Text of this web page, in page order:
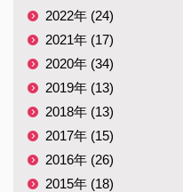
2022年 (24)
2021年 (17)
2020年 (34)
2019年 (13)
2018年 (13)
2017年 (15)
2016年 (26)
2015年 (18)